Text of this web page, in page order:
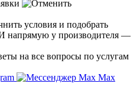
условия и подобрать
напрямую у производителя —
на все вопросы по услугам
Max